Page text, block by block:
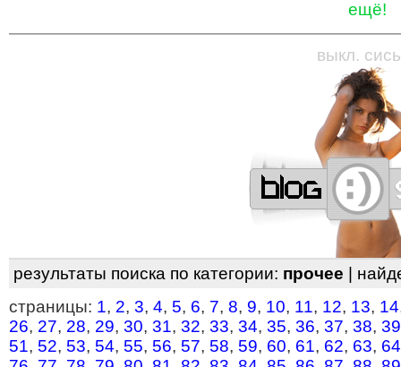
ещё!
—————————————————
выкл.
результаты поиска по категории: прочее |
страницы: 1, 2, 3, 4, 5, 6, 7, 8, 9, 10, 11, 12, 13, 14
26, 27, 28, 29, 30, 31, 32, 33, 34, 35, 36, 37, 38, 39
51, 52, 53, 54, 55, 56, 57, 58, 59, 60, 61, 62, 63, 64